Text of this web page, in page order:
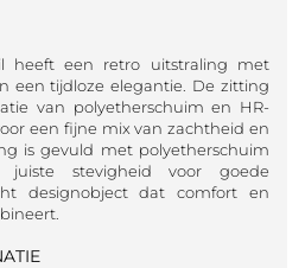
heeft een retro uitstraling met
een tijdloze elegantie. De zitting
van polyetherschuim en HR-
een fijne mix van zachtheid en
is gevuld met polyetherschuim
stevigheid voor goede
designobject dat comfort en